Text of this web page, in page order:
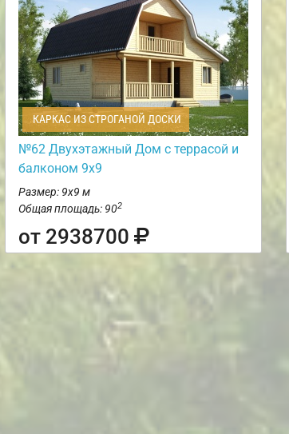
КАРКАС ИЗ СТРОГАНОЙ ДОСКИ
№62 Двухэтажный Дом с террасой и
балконом 9х9
Размер: 9х9 м
Общая площадь: 902
от 2938700